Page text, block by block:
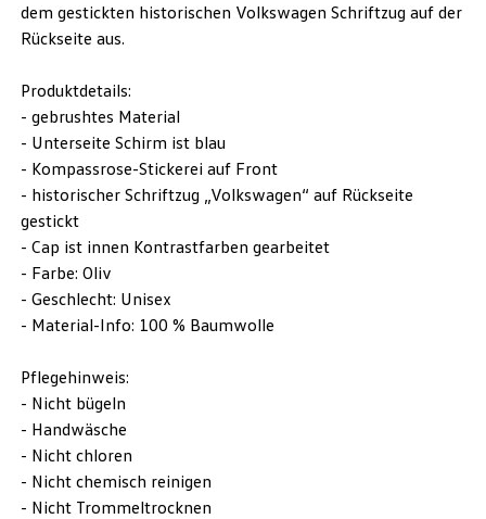
dem gestickten historischen Volkswagen Schriftzug auf der
Rückseite aus.
Produktdetails:
- gebrushtes Material
- Unterseite Schirm ist blau
- Kompassrose-Stickerei auf Front
- historischer Schriftzug „Volkswagen“ auf Rückseite
gestickt
- Cap ist innen Kontrastfarben gearbeitet
- Farbe: Oliv
- Geschlecht: Unisex
- Material-Info: 100 % Baumwolle
Pflegehinweis:
- Nicht bügeln
- Handwäsche
- Nicht chloren
- Nicht chemisch reinigen
- Nicht Trommeltrocknen